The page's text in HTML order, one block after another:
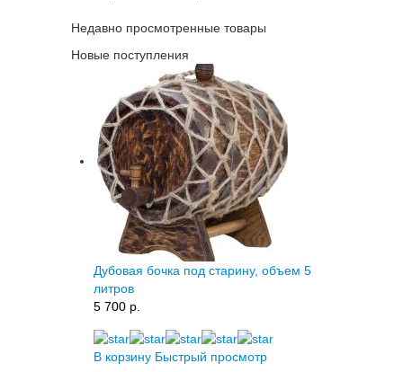
Недавно просмотренные товары
Новые поступления
Дубовая бочка под старину, объем 5
литров
5 700 p.
В корзину Быстрый просмотр